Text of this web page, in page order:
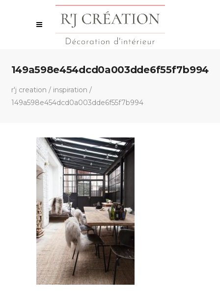
149a598e454dcd0a003dde6f55f7b994
r'j creation / inspiration /
149a598e454dcd0a003dde6f55f7b994